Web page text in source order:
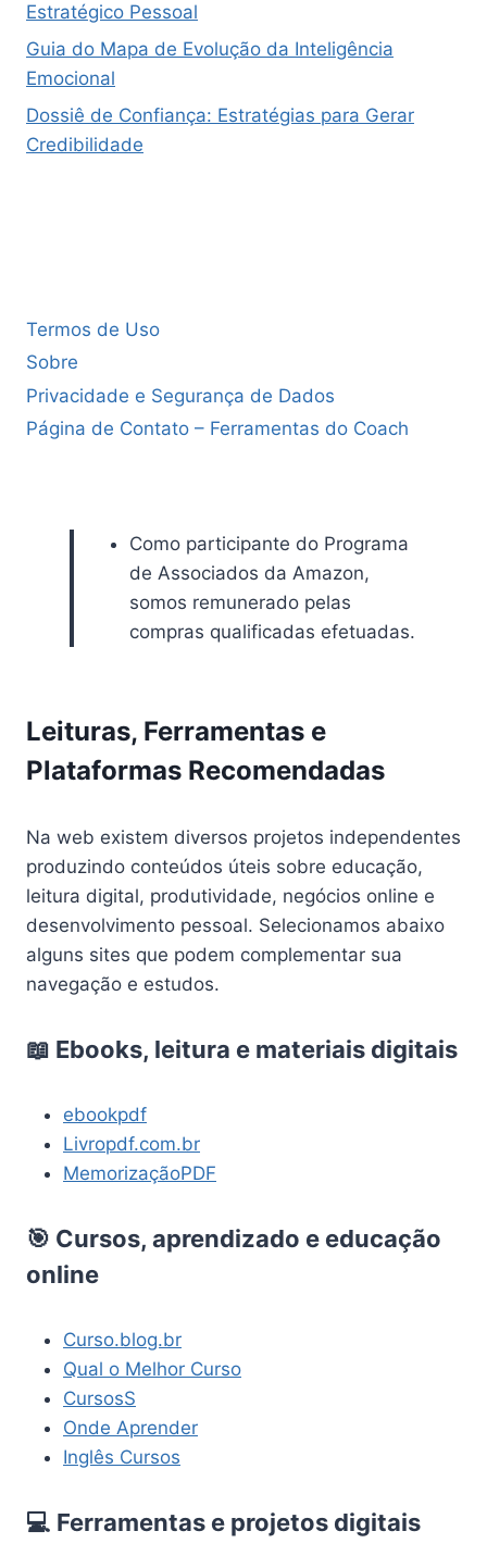
Estratégico Pessoal
Guia do Mapa de Evolução da Inteligência
Emocional
Dossiê de Confiança: Estratégias para Gerar
Credibilidade
Termos de Uso
Sobre
Privacidade e Segurança de Dados
Página de Contato – Ferramentas do Coach
Como participante do Programa
de Associados da Amazon,
somos remunerado pelas
compras qualificadas efetuadas.
Leituras, Ferramentas e
Plataformas Recomendadas
Na web existem diversos projetos independentes
produzindo conteúdos úteis sobre educação,
leitura digital, produtividade, negócios online e
desenvolvimento pessoal. Selecionamos abaixo
alguns sites que podem complementar sua
navegação e estudos.
📖 Ebooks, leitura e materiais digitais
ebookpdf
Livropdf.com.br
MemorizaçãoPDF
🎯 Cursos, aprendizado e educação
online
Curso.blog.br
Qual o Melhor Curso
CursosS
Onde Aprender
Inglês Cursos
💻 Ferramentas e projetos digitais